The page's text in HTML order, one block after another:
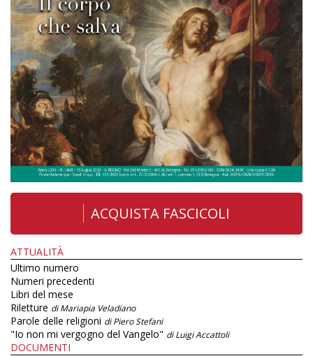
ACQUISTA FASCICOLI
ATTUALITÀ
Ultimo numero
Numeri precedenti
Libri del mese
Riletture di Mariapia Veladiano
Parole delle religioni di Piero Stefani
"Io non mi vergogno del Vangelo" di Luigi Accattoli
DOCUMENTI